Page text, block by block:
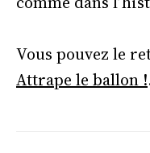
Vous pouvez le
Attrape le ballon !